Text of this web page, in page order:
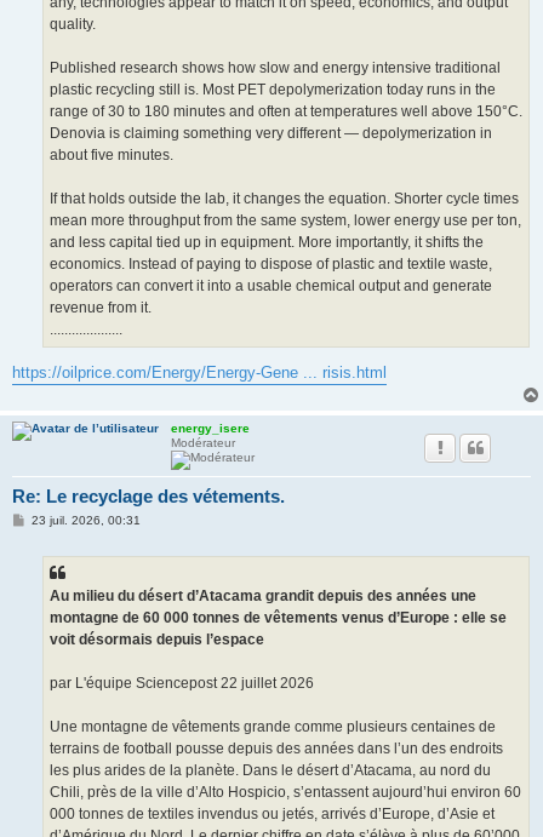
quality.
Published research shows how slow and energy intensive traditional
plastic recycling still is. Most PET depolymerization today runs in the
range of 30 to 180 minutes and often at temperatures well above 150°C.
Denovia is claiming something very different — depolymerization in
about five minutes.
If that holds outside the lab, it changes the equation. Shorter cycle times
mean more throughput from the same system, lower energy use per ton,
and less capital tied up in equipment. More importantly, it shifts the
economics. Instead of paying to dispose of plastic and textile waste,
operators can convert it into a usable chemical output and generate
revenue from it.
....................
https://oilprice.com/Energy/Energy-Gene ... risis.html
energy_isere
Modérateur
Re: Le recyclage des vétements.
M23 juil. 2026, 00:31
Au milieu du désert d’Atacama grandit depuis des années une
montagne de 60 000 tonnes de vêtements venus d’Europe : elle se
voit désormais depuis l’espace
par L'équipe Sciencepost 22 juillet 2026
Une montagne de vêtements grande comme plusieurs centaines de
terrains de football pousse depuis des années dans l’un des endroits
les plus arides de la planète. Dans le désert d’Atacama, au nord du
Chili, près de la ville d’Alto Hospicio, s’entassent aujourd’hui environ 60
000 tonnes de textiles invendus ou jetés, arrivés d’Europe, d’Asie et